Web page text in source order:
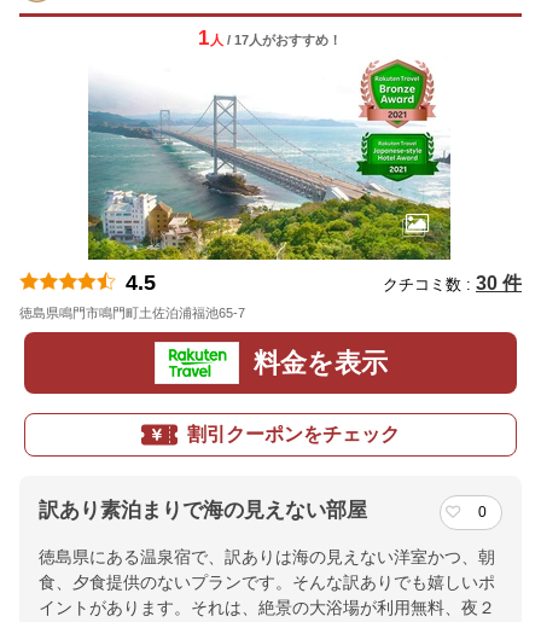
1 人 / 17人がおすすめ！
4.5 クチコミ数 : 30 件
徳島県鳴門市鳴門町土佐泊浦福池65-7
料金を表示
割引クーポンをチェック
訳あり素泊まりで海の見えない部屋 0
徳島県にある温泉宿で、訳ありは海の見えない洋室かつ、朝
食、夕食提供のないプランです。そんな訳ありでも嬉しいポ
イントがあります。それは、絶景の大浴場が利用無料、夜２